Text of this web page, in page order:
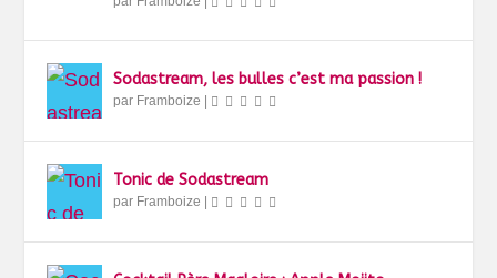
Sodastream, les bulles c’est ma passion !
par Framboize
Tonic de Sodastream
par Framboize